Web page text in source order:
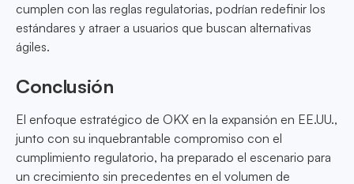
cumplen con las reglas regulatorias, podrían redefinir los
estándares y atraer a usuarios que buscan alternativas
ágiles.
Conclusión
El enfoque estratégico de OKX en la expansión en EE.UU.,
junto con su inquebrantable compromiso con el
cumplimiento regulatorio, ha preparado el escenario para
un crecimiento sin precedentes en el volumen de